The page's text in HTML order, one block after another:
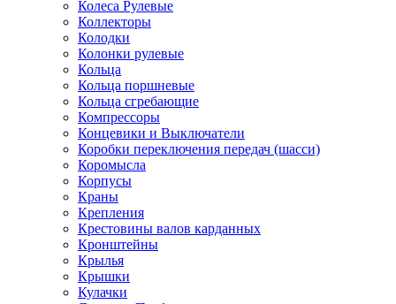
Колеса Рулевые
Коллекторы
Колодки
Колонки рулевые
Кольца
Кольца поршневые
Кольца сгребающие
Компрессоры
Концевики и Выключатели
Коробки переключения передач (шасси)
Коромысла
Корпусы
Краны
Крепления
Крестовины валов карданных
Кронштейны
Крылья
Крышки
Кулачки